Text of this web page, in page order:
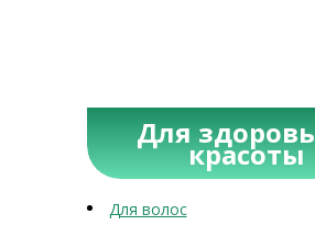
Для
красоты
Для волос